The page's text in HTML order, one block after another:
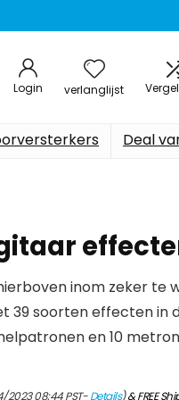
Login verlanglijst
Deal
inom zeker te
39 soorten effecten in
en 10
08:44 PST-Details)&FREE